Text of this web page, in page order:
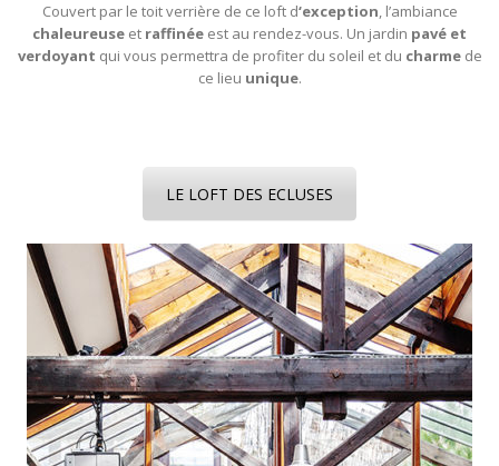
Couvert par le toit verrière de ce loft d‘exception, l’ambiance
chaleureuse et raffinée est au rendez-vous. Un jardin pavé et
verdoyant qui vous permettra de profiter du soleil et du charmede
ce lieu unique.
LE LOFT DES ECLUSES